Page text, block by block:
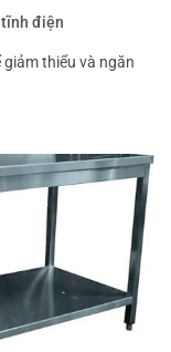
tĩnh điện
thiểu và ngăn